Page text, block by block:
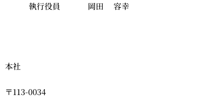
執行役員 岡田 容幸
本社
〒113-0034